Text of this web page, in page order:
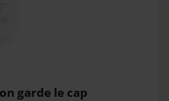
garde le cap